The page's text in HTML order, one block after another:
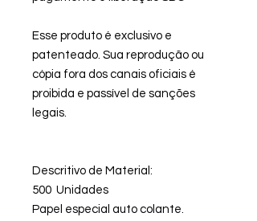
Esse produto é exclusivo e
patenteado. Sua reprodução ou
cópia fora dos canais oficiais é
proibida e passível de sanções
legais.
Descritivo de Material:
500 Unidades
Papel especial auto colante.